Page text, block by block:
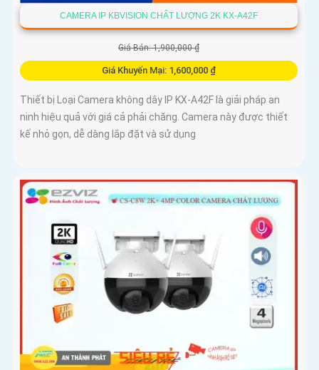
CAMERA IP KBVISION CHẤT LƯỢNG 2K KX-A42F
Giá Bán: 1,900,000 ₫
Giá Khuyến Mại: 1,600,000 ₫
Thiết bị Loại Camera không dây IP KX-A42F là giải pháp an
ninh hiệu quả với giá cả phải chăng. Camera này được thiết
kế nhỏ gọn, dễ dàng lắp đặt và sử dụng